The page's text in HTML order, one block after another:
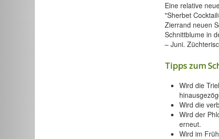
Eine relative
"Sherbet
Zierrand neuen
Schnittblume in
– Juni.
Tipps zum
Wird die
Wird die
Wird der
erneut.
Wird im